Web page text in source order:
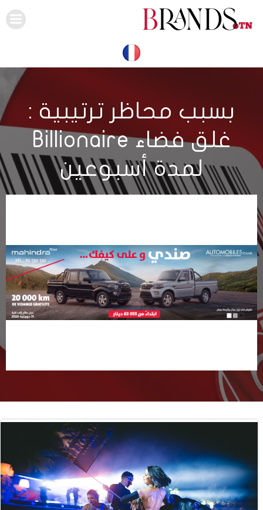
بسبب محاظر ترتيبية :
غلق فضاء Billionaire
لمدة أسبوعين